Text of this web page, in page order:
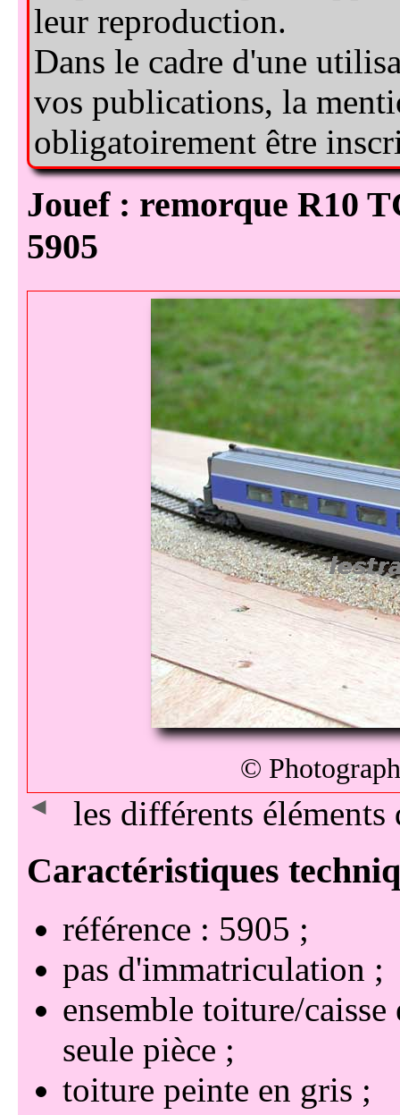
Jouef : remorque R10 TGV Atlantique SNCF réf.
5905
©
◄ les différents
référence : 5905
pas d'immatriculation
ensemble toiture/
seule pièce
toiture peinte en gris